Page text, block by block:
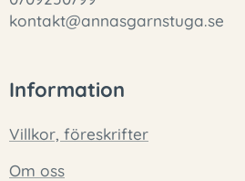
kontakt@annasgarnstuga.se
Information
Villkor, föreskrifter
Om oss